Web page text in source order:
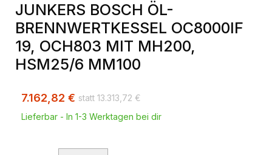
JUNKERS BOSCH ÖL-
BRENNWERTKESSEL OC8000IF
19, OCH803 MIT MH200,
HSM25/6 MM100
13.313,72 €
7.162,82 €
Lieferbar - In 1-3 Werktagen bei dir